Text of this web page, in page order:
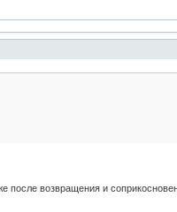
возвращения и